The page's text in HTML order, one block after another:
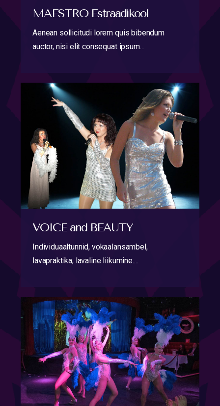
MAESTRO Estraadikool
Aenean sollicitudi lorem quis bibendum
auctor, nisi elit consequat ipsum...
VOICE and BEAUTY
Individuaaltunnid, vokaalansambel,
lavapraktika, lavaline liikumine....